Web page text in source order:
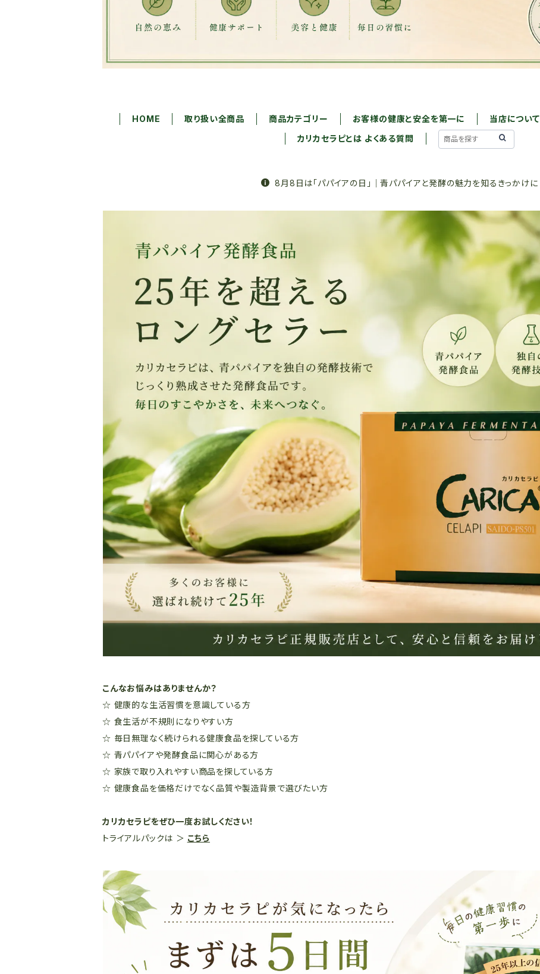
HOME 取り扱い全商品 商品カテゴリー お客様の健康と安全を第一に 当店について
カリカセラピとは よくある質問
8月8日は「パパイアの日」｜青パパイアと発酵の魅力を知るきっかけに
こんなお悩みはありませんか？
☆ 健康的な生活習慣を意識している方
☆ 食生活が不規則になりやすい方
☆ 毎日無理なく続けられる健康食品を探している方
☆ 青パパイアや発酵食品に関心がある方
☆ 家族で取り入れやすい商品を探している方
☆ 健康食品を価格だけでなく品質や製造背景で選びたい方
カリカセラピをぜひ一度お試しください！
トライアルパックは ＞ こちら